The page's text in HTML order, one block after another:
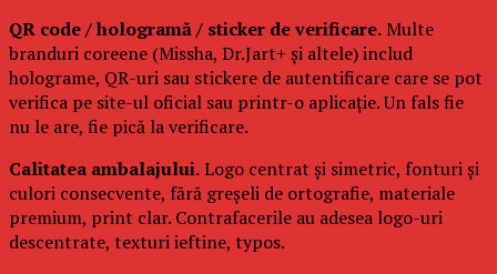
QR code / hologramă / sticker de verificare.Multe
branduri coreene (Missha, Dr.Jart+ și altele) includ
holograme, QR-uri sau stickere de autentificare care se pot
verifica pe site-ul oficial sau printr-o aplicație. Un fals fie
nu le are, fie pică la verificare.
Calitatea ambalajului.Logo centrat și simetric, fonturi și
culori consecvente, fără greșeli de ortografie, materiale
premium, print clar. Contrafacerile au adesea logo-uri
descentrate, texturi ieftine, typos.